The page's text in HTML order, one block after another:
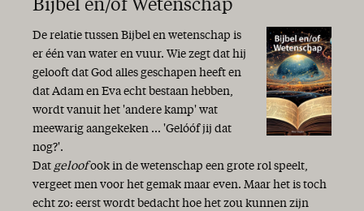
Bijbel en/of Wetenschap
De relatie tussen Bijbel en wetenschap is
er één van water en vuur. Wie zegt dat hij
gelooft dat God alles geschapen heeft en
dat Adam en Eva echt bestaan hebben,
wordt vanuit het 'andere kamp' wat
meewarig aangekeken ... 'Gelóóf jij dat
nog?'.
Dat geloofook in de wetenschap een grote rol speelt,
vergeet men voor het gemak maar even. Maar het is toch
echt zo: eerst wordt bedacht hoe het zou kunnen zijn